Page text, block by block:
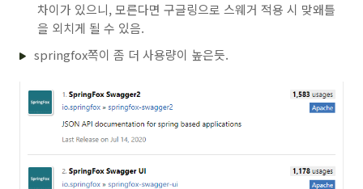
차이가 있으니, 모른다면 구글링으로 스웨거 적용 시 맞왜틀
을 외치게 될 수 있음.
springfox쪽이 좀 더 사용량이 높은듯.